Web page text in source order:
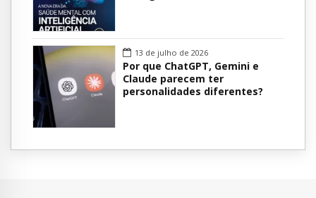
13 de julho de 2026
Por que ChatGPT, Gemini e
Claude parecem ter
personalidades diferentes?